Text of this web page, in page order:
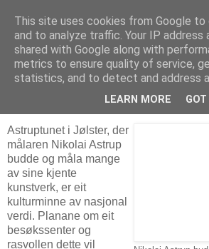
Arkitektur &
26 januar 2009
Ikke noe nybygg ved
Astruptunet i Jølster, der
målaren Nikolai Astrup
budde og måla mange
av sine kjente
kunstverk, er eit
kulturminne av nasjonal
verdi. Planane om eit
besøkssenter og
rasvollen dette vil
This site uses cookies from Google
and to analyze traffic. Your IP address
shared with Google along with
metrics to ensure quality of service,
statistics, and to detect and address
LEARN MORE